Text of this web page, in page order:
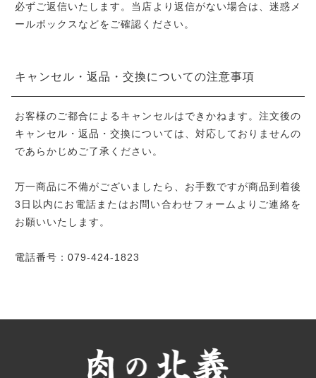
必ずご返信いたします。当店より返信がない場合は、迷惑メ
ールボックスなどをご確認ください。
キャンセル・返品・交換についての注意事項
お客様のご都合によるキャンセルはできかねます。注文後の
キャンセル・返品・交換については、対応しておりませんの
であらかじめご了承ください。
万一商品に不備がございましたら、お手数ですが商品到着後
3日以内にお電話またはお問い合わせフォームよりご連絡を
お願いいたします。
電話番号：079-424-1823